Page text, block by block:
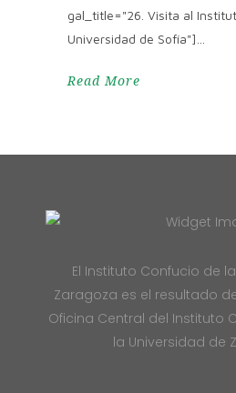
gal_title="26. Visita al
Universidad de Sofía"]
Read More
El Instituto Confucio de
Zaragoza es el resultado
Oficina Central del Instituto
la Universidad de